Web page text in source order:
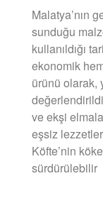
Malatya’nın
sunduğu
kullanıldığı
ekonomik
ürünü olarak,
ve ekşi
eşsiz
Köfte’nin
sürdürülebilir